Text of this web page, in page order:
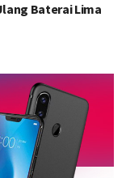
Baterai Lima